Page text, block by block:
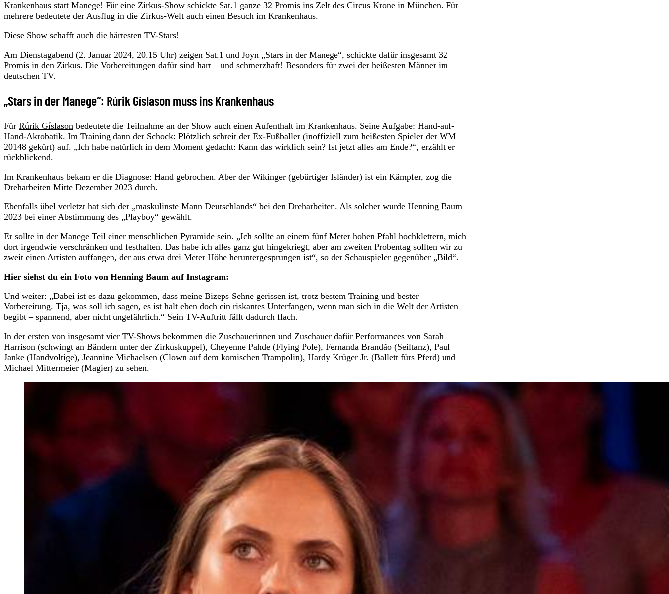
Krankenhaus statt Manege! Für eine Zirkus-Show schickte Sat.1 ganze 32 Promis ins Zelt des Circus Krone in München. Für
mehrere bedeutete der Ausflug in die Zirkus-Welt auch einen Besuch im Krankenhaus.
Diese Show schafft auch die härtesten TV-Stars!
Am Dienstagabend (2. Januar 2024, 20.15 Uhr) zeigen Sat.1 und Joyn „Stars in der Manege“, schickte dafür insgesamt 32
Promis in den Zirkus. Die Vorbereitungen dafür sind hart – und schmerzhaft! Besonders für zwei der heißesten Männer im
deutschen TV.
„Stars in der Manege“: Rúrik Gíslason muss ins Krankenhaus
Für Rúrik Gíslason bedeutete die Teilnahme an der Show auch einen Aufenthalt im Krankenhaus. Seine Aufgabe: Hand-auf-
Hand-Akrobatik. Im Training dann der Schock: Plötzlich schreit der Ex-Fußballer (inoffiziell zum heißesten Spieler der WM
20148 gekürt) auf. „Ich habe natürlich in dem Moment gedacht: Kann das wirklich sein? Ist jetzt alles am Ende?“, erzählt er
rückblickend.
Im Krankenhaus bekam er die Diagnose: Hand gebrochen. Aber der Wikinger (gebürtiger Isländer) ist ein Kämpfer, zog die
Dreharbeiten Mitte Dezember 2023 durch.
Ebenfalls übel verletzt hat sich der „maskulinste Mann Deutschlands“ bei den Dreharbeiten. Als solcher wurde Henning Baum
2023 bei einer Abstimmung des „Playboy“ gewählt.
Er sollte in der Manege Teil einer menschlichen Pyramide sein. „Ich sollte an einem fünf Meter hohen Pfahl hochklettern, mich
dort irgendwie verschränken und festhalten. Das habe ich alles ganz gut hingekriegt, aber am zweiten Probentag sollten wir zu
zweit einen Artisten auffangen, der aus etwa drei Meter Höhe heruntergesprungen ist“, so der Schauspieler gegenüber „Bild“.
Hier siehst du ein Foto von Henning Baum auf Instagram:
Und weiter: „Dabei ist es dazu gekommen, dass meine Bizeps-Sehne gerissen ist, trotz bestem Training und bester
Vorbereitung. Tja, was soll ich sagen, es ist halt eben doch ein riskantes Unterfangen, wenn man sich in die Welt der Artisten
begibt – spannend, aber nicht ungefährlich.“ Sein TV-Auftritt fällt dadurch flach.
In der ersten von insgesamt vier TV-Shows bekommen die Zuschauerinnen und Zuschauer dafür Performances von Sarah
Harrison (schwingt an Bändern unter der Zirkuskuppel), Cheyenne Pahde (Flying Pole), Fernanda Brandão (Seiltanz), Paul
Janke (Handvoltige), Jeannine Michaelsen (Clown auf dem komischen Trampolin), Hardy Krüger Jr. (Ballett fürs Pferd) und
Michael Mittermeier (Magier) zu sehen.